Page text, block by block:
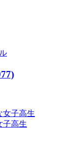
子高生